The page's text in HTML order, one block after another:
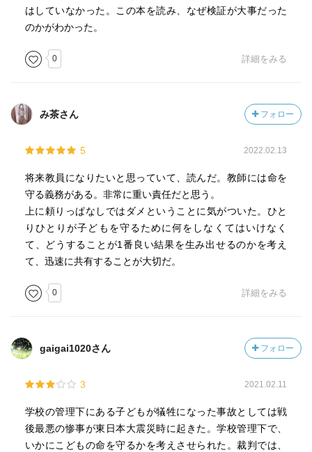
にはほど遠い判決にもなった。
これは現地記念館や他の書籍を読んでての印象とほぼ同じ
で…この書籍の特徴はその先、2018年の二審・仙台高裁の
これ以上、石巻市側が口を割らないことは理解した上で、
仙台高裁の判決が問うたのは、津波到来6分前の判断の是非
ではなく、
「大津波がもし来たら？ということを想定した避難先を、
震災前に考える機会はあったのに、それをしなかった」こ
との責任を問うて、賠償責任がある、と結論づけた。
確かに…厳しいことを求めているな、という印象も持たな
くはない。
例示に、海のない山梨県の防災計画例を提示するような
「そりゃねえわ…」という行政側の瑕疵もあり、東日本大
仕事としてはあまりにお粗末なのも事実。
そして…ここを罪に問うことで、
様々な災害が起こりうる、他の自治体の学校に対しても今
はしていなかった。この本を読み、なぜ検証が大事だった
のかがわかった。
0 詳細をみる
み茶さん フォロー
5 2022.02.13
将来教員になりたいと思っていて、読んだ。教師には命を
守る義務がある。非常に重い責任だと思う。
上に頼りっぱなしではダメということに気がついた。ひと
りひとりが子どもを守るために何をしなくてはいけなく
て、どうすることが1番良い結果を生み出せるのかを考え
て、迅速に共有することが大切だ。
0 詳細をみる
gaigai1020さん フォロー
3 2021.02.11
学校の管理下にある子どもが犠牲になった事故としては戦
後最悪の惨事が東日本大震災時に起きた。学校管理下で、
いかにこどもの命を守るかを考えさせられた。裁判では、